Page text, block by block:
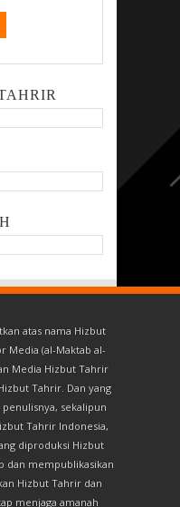
atas nama Hizbut
Media (al-Maktab al-
Media Hizbut Tahrir
Tahrir. Dan yang
sekalipun
Tahrir Indonesia,
diproduksi Hizbut
dan mempublikasikan
Hizbut Tahrir dan
menjaga amanah